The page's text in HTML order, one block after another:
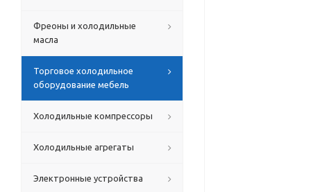
Фреоны и холодильные
масла
Торговое холодильное
оборудование мебель
Холодильные компрессоры
Холодильные агрегаты
Электронные устройства